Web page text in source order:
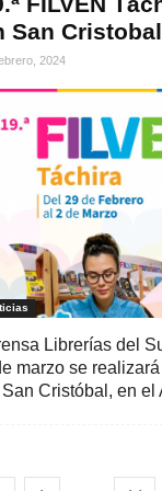
San Cristobal
2024
Librerías del
marzo se
Cristóbal, en el